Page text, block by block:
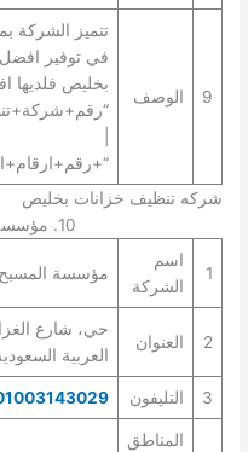
9 الوصف
تتميز الشركة
في توفير
بخليص فلديها
شركه تنظيف خزانات بخليص
10. مؤسسة الخزانات الجديد
1
اسم
الشركة
مؤسسة المسبح
2 العنوان
العربية
3 التليفون
المناطق